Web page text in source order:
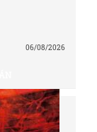
06/08/2026